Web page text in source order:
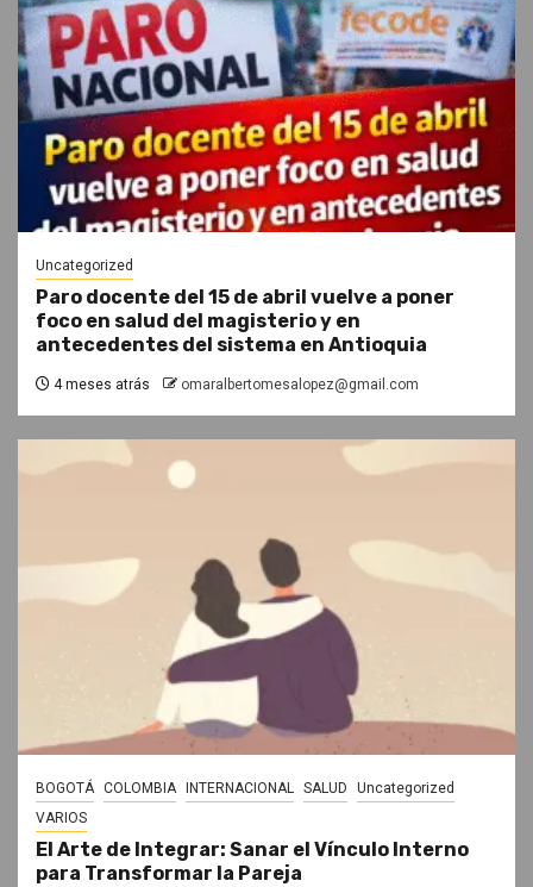
Uncategorized
Paro docente del 15 de abril vuelve a poner
foco en salud del magisterio y en
antecedentes del sistema en Antioquia
4 meses atrás omaralbertomesalopez@gmail.com
BOGOTÁ COLOMBIA INTERNACIONAL SALUD
Uncategorized
VARIOS
El Arte de Integrar: Sanar el Vínculo Interno
para Transformar la Pareja